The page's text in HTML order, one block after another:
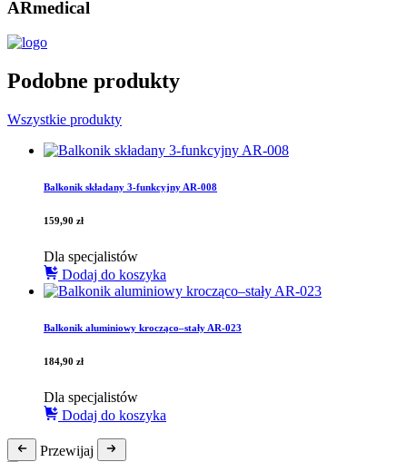
ARmedical
Podobne produkty
Wszystkie produkty
Balkonik składany 3-funkcyjny AR-008
159,90 zł
Dla specjalistów
Dodaj do koszyka
Balkonik aluminiowy krocząco–stały AR-023
184,90 zł
Dla specjalistów
Dodaj do koszyka
Przewijaj